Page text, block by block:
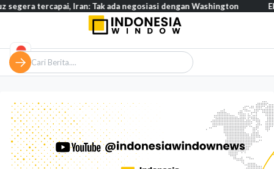
Iran: Tak ada negosiasi dengan Washington Eksodus